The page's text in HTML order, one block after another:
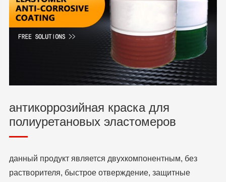
антикоррозийная краска для
полиуретановых эластомеров
данный продукт является двухкомпонентным, без
растворителя, быстрое отверждение, защитные